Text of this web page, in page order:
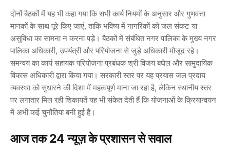
दोनों बैठकों में यह भी कहा गया कि सभी कार्य नियमों के अनुसार और गुणवत्ता
मानकों के साथ पूरे किए जाएं, ताकि भविष्य में नागरिकों को जल संकट या
असुविधा का सामना न करना पड़े। बैठकों में संबंधित नगर पालिका के मुख्य नगर
पालिका अधिकारी, उपयंत्री और परियोजना से जुड़े अधिकारी मौजूद रहे।
समन्वय का कार्य सहायक परियोजना प्रबंधक श्री विजय बघेल और सामुदायिक
विकास अधिकारी द्वारा किया गया। सरकारी स्तर पर यह प्रयास जल प्रदाय
व्यवस्था को सुधारने की दिशा में महत्वपूर्ण माना जा रहा है, लेकिन स्थानीय स्तर
पर लगातार मिल रही शिकायतें यह भी संकेत देती हैं कि योजनाओं के क्रियान्वयन
में अभी कई चुनौतियां बनी हुई हैं।
आज तक 24 न्यूज़ के प्रशासन से सवाल